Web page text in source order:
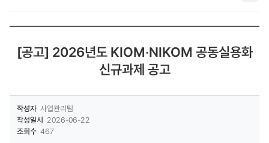
공
유
[공고] 2026년도 KIOM‧NIKOM 공동실용화
신규과제 공고
작성자 사업관리팀
작성일시
2026-06-22
조회수 467